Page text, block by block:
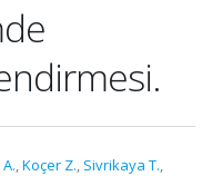
,Koçer Z., Sivrikaya T.,